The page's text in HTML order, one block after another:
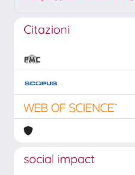
Citazioni
social impact